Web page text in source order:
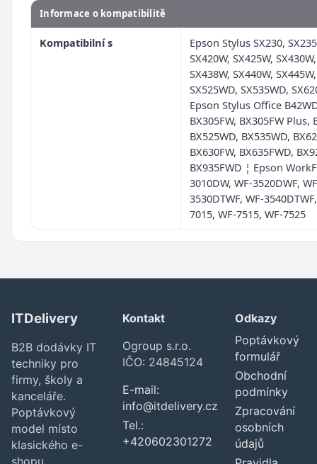
Informace o kompatibilitě
Kompatibilní s
Epson Stylus SX230,
SX420W, SX425W,
SX438W, SX440W, SX445W,
SX525WD, SX535WD,
Epson Stylus Office
BX305FW, BX305FW Plus,
BX525WD, BX535WD,
BX630FW, BX635FWD,
BX935FWD ¦ Epson
3010DW, WF-3520DWF,
3530DTWF, WF-
7015, WF-7515, WF-7525
ITDelivery
B2B dodávky IT
techniky pro
firmy, školy a
kanceláře.
Poptávkový
model místo
klasického e-
shopu.
Kontakt
Ogroup s.r.o.
IČO: 24845124
E-mail:
info@itdelivery.cz
Tel.:
+420602301272
Odkazy
Poptávkový
formulář
Obchodní
podmínky
Zpracování
osobních
údajů